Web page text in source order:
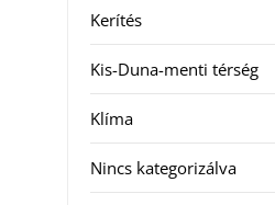
Kerítés
Kis-Duna-menti térség
Klíma
Nincs kategorizálva